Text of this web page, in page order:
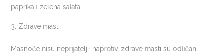
paprika i zelena salata.
3. Zdrave masti
Masnoće nisu neprijatelj- naprotiv, zdrave masti su odličan